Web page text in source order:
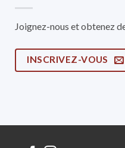
Joignez-nous et obtenez
INSCRIVEZ-VOUS